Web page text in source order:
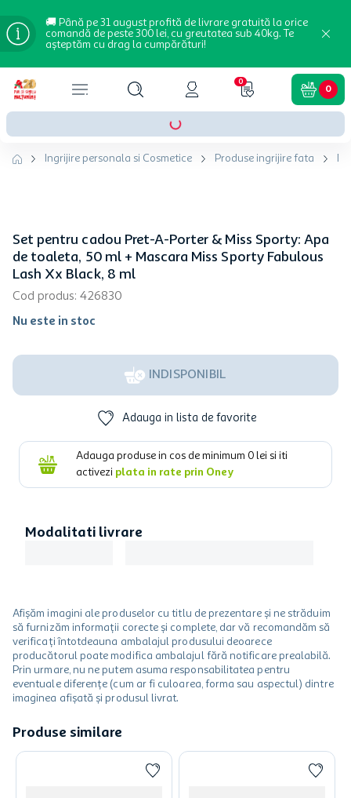
🚚 Până pe 31 august profită de livrare gratuită la orice
comandă de peste 300 lei, cu greutatea sub 40kg. Te
așteptăm cu drag la cumpărături!
0
0
Ingrijire personala si Cosmetice Produse ingrijire fata
Set pentru cadou Pret-A-Porter & Miss Sporty: Apa
de toaleta, 50 ml + Mascara Miss Sporty Fabulous
Lash Xx Black, 8 ml
Cod produs: 426830
Nu este in stoc
INDISPONIBIL
Adauga in lista de favorite
Adauga produse in cos de minimum 0 lei si iti
activezi plata in rate prin Oney
Modalitati livrare
Afișăm imagini ale produselor cu titlu de prezentare și ne străduim
să furnizăm informații corecte și complete, dar vă recomandăm să
verificați întotdeauna ambalajul produsului deoarece
producătorul poate modifica ambalajul fără notificare prealabilă.
Prin urmare, nu ne putem asuma responsabilitatea pentru
eventuale diferențe (cum ar fi culoarea, forma sau aspectul) dintre
imaginea afișată și produsul livrat.
Produse similare